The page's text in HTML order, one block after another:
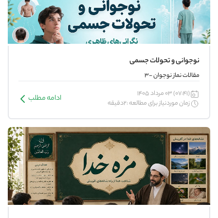
نوجوانی و تحولات جسمی
مقالات نماز نوجوان -3
(07:41) 03 مرداد 1405
زمان موردنیاز برای مطالعه :2دقیقه
ادامه مطلب